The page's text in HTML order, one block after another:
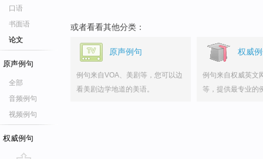
口语
书面语
论文
原声例句
全部
音频例句
视频例句
权威例句
或者看看其他分类：
原声例句
例句来自VOA、美剧等，您可以边
看美剧边学地道的美语。
权威
例句来自权威英文
等，提供最专业的